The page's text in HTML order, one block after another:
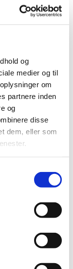
og
medier og til
om
partnere inden
og
disse
dem, eller som
bedsteforældre,
i børnehøjde
og går ud i
Anne-